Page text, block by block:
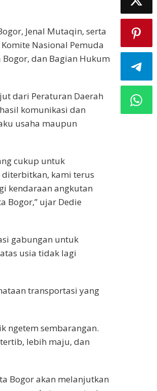
Jenal Mutaqin, serta
Nasional Pemuda
Bogor, dan Bagian Hukum
dari Peraturan Daerah
komunikasi dan
usaha maupun
cukup untuk
diterbitkan, kami terus
kendaraan angkutan
Bogor,” ujar Dedie
gabungan untuk
usia tidak lagi
transportasi yang
ngetem sembarangan.
lebih maju, dan
Bogor akan melanjutkan